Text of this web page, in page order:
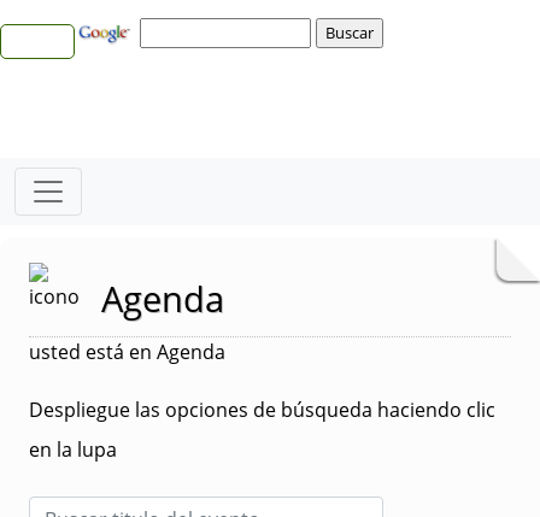
Agenda
usted está en Agenda
Despliegue las opciones de búsqueda haciendo clic
en la lupa